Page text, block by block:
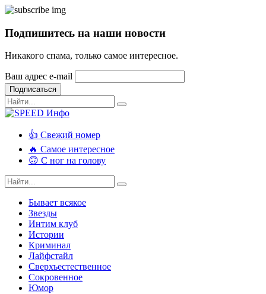
Подпишитесь на наши новости
Никакого спама, только самое интересное.
Ваш адрес e-mail
Подписаться
👍 Свежий номер
🔥 Самое интересное
🙃 С ног на голову
Бывает всякое
Звезды
Интим клуб
Истории
Криминал
Лайфстайл
Сверхъестественное
Сокровенное
Юмор